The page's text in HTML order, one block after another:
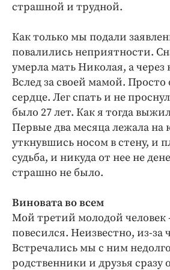
страшной и трудной.
Как только мы подали
повалились неприятности.
умерла мать Николая, а
Вслед за своей мамой. Просто
сердце. Лег спать и не
было 27 лет. Как я тогда
Первые два месяца лежала на
уткнувшись носом в стену, и
судьба, и никуда от нее не
страшно не было.
Виновата во всем
Мой третий молодой
повесился. Неизвестно, из-за
Встречались мы с ним
родственники и друзья